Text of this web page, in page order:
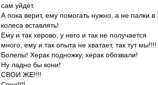
сам уйдет.
А пока верит, ему помогать нужно, а не палки в
колеса вставлять!
Ему и так херово, у него и так не получается
много, ему и так опыта не хватает, так тут мы!!!!
Болелы! Херак подножку, херак обозвали!
Ну ладно бы кони!
СВОИ ЖЕ!!!!